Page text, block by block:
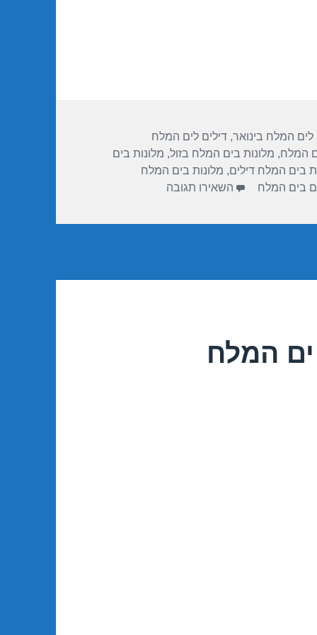
לים המלח בינואר,דילים לים המלח
המלח, מלונות בים המלח בזול, מלונות בים
בים המלח דילים, מלונות בים המלח
בים המלח השאירו תגובה
המלח